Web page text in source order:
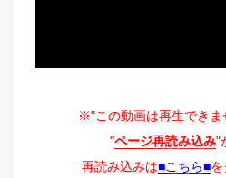
※"この動画は再生できま
"ページ再読み込み"
再読み込みは■こちら■を